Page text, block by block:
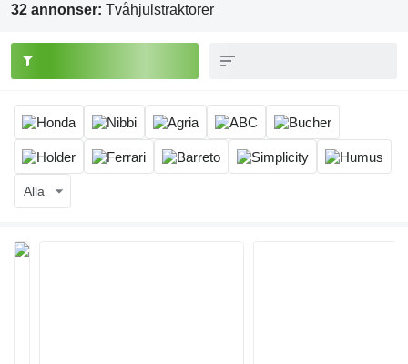
32 annonser: Tvåhjulstraktorer
Alla